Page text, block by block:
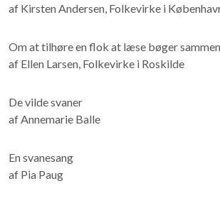
af Kirsten Andersen, Folkevirke i
Om at tilhøre en flok at læse bøger
af Ellen Larsen, Folkevirke i Roskilde
De vilde svaner
af Annemarie Balle
En svanesang
af Pia Paug